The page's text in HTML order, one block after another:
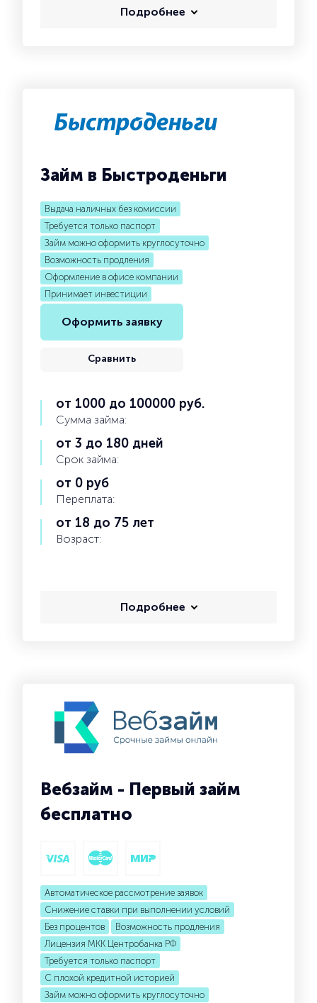
Подробнее
Займ в Быстроденьги
Выдача наличных без комиссии
Требуется только паспорт
Займ можно оформить круглосуточно
Возможность продления
Оформление в офисе компании
Принимает инвестиции
Оформить заявку
Сравнить
от 1000 до 100000 руб.
Сумма займа:
от 3 до 180 дней
Срок займа:
от 0 руб
Переплата:
от 18 до 75 лет
Возраст:
Подробнее
Вебзайм - Первый займ
бесплатно
Автоматическое рассмотрение заявок
Снижение ставки при выполнении условий
Без процентов
Возможность продления
Лицензия МКК Центробанка РФ
Требуется только паспорт
С плохой кредитной историей
Займ можно оформить круглосуточно